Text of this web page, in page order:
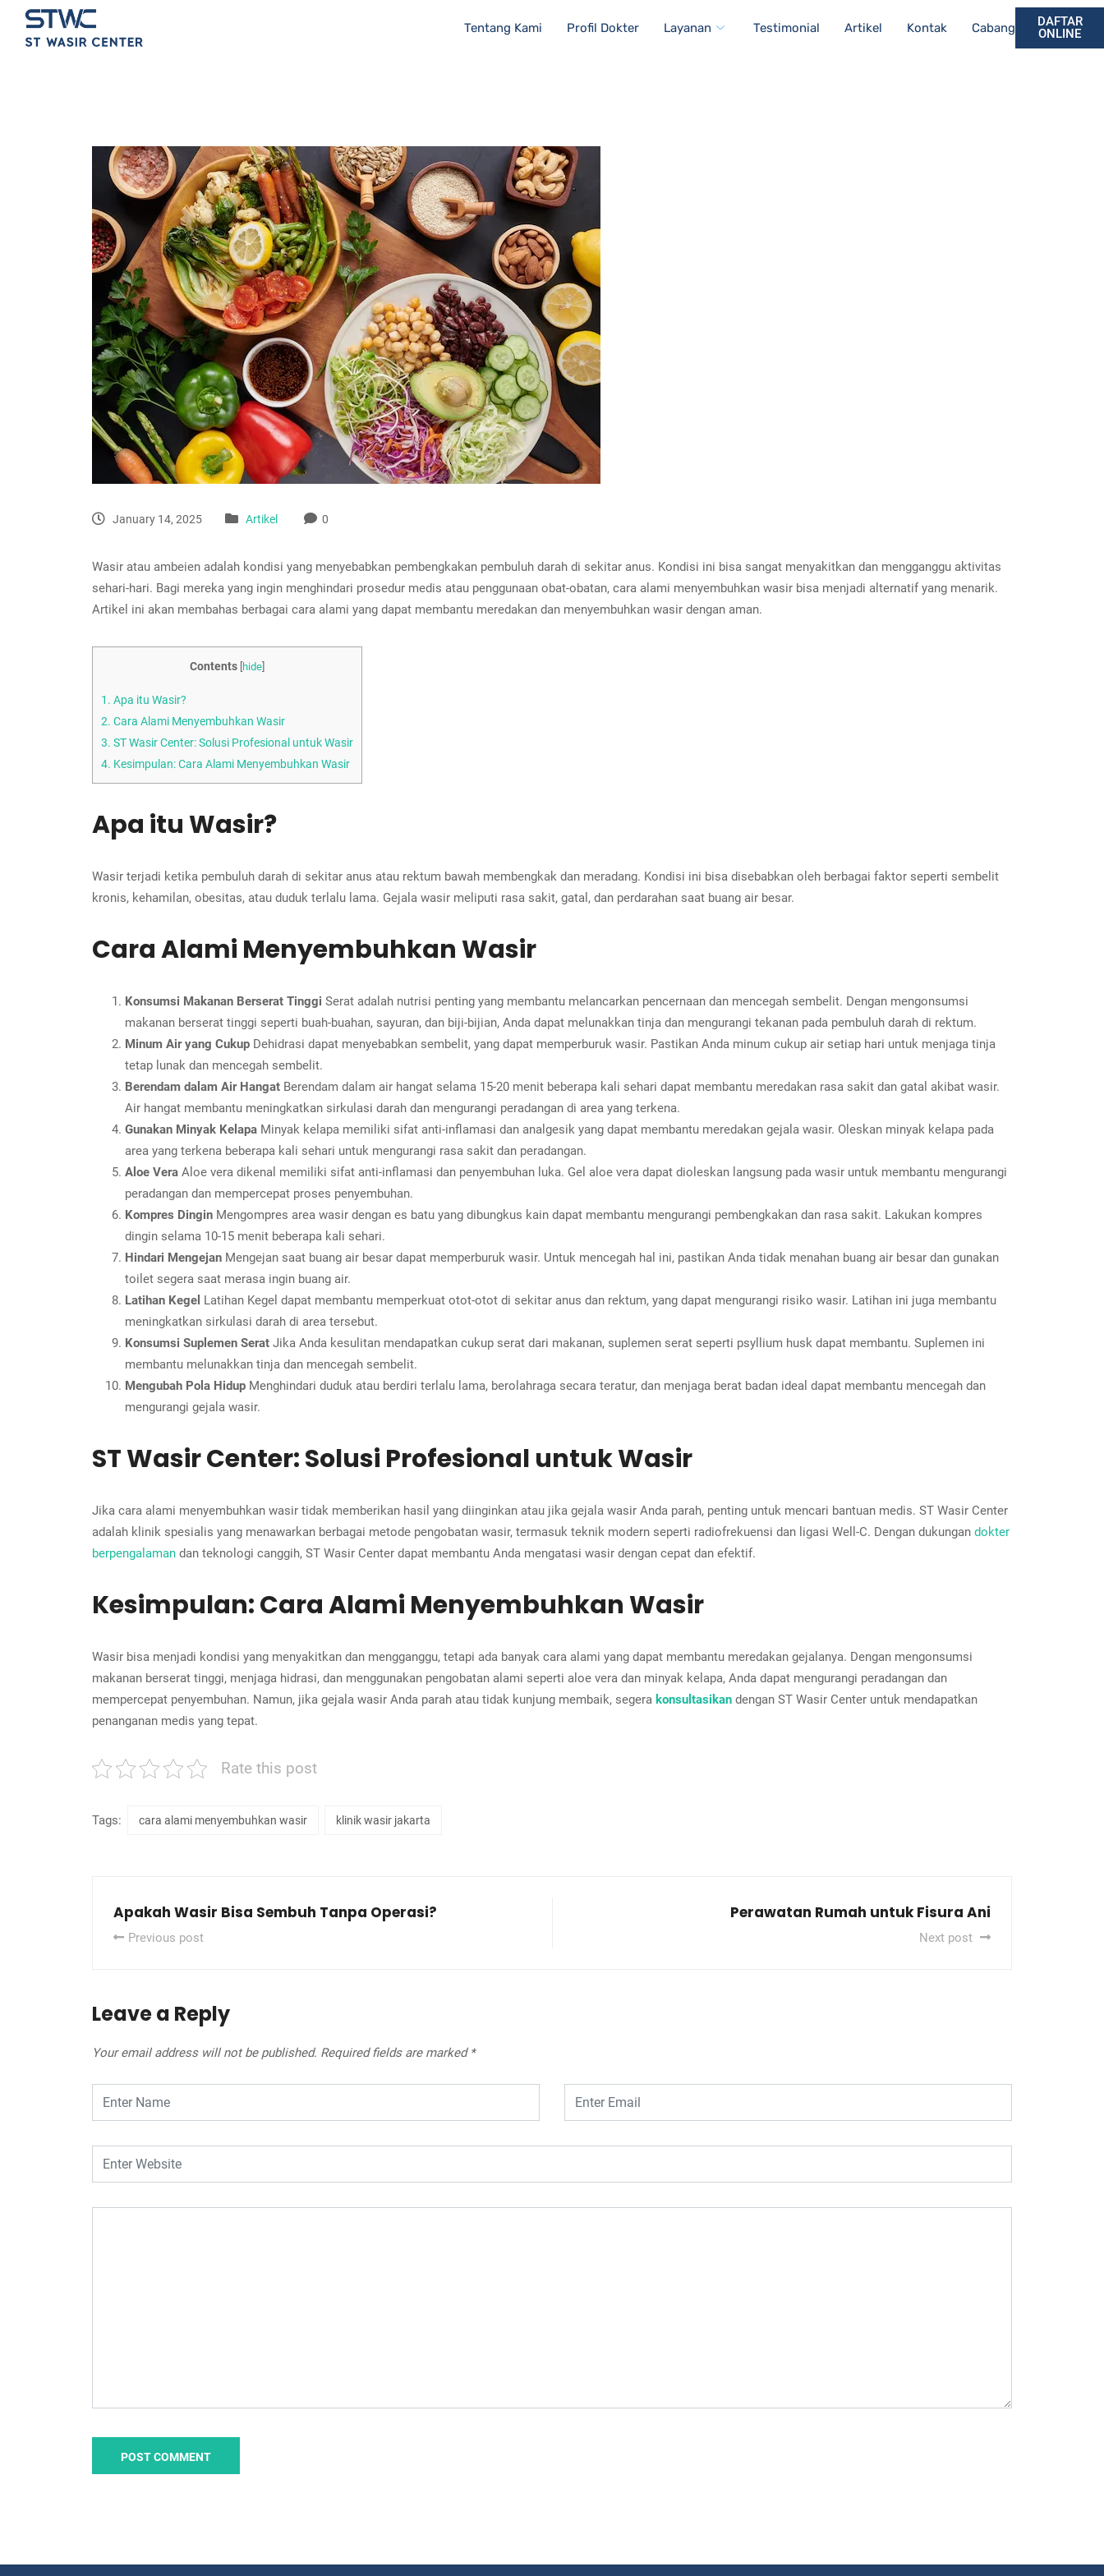
Tentang Kami Profil Dokter Layanan Testimonial Artikel Kontak Cabang
DAFTAR
ONLINE
January 14, 2025 Artikel 0
Wasir atau ambeien adalah kondisi yang menyebabkan pembengkakan pembuluh darah di sekitar anus. Kondisi ini bisa sangat menyakitkan dan mengganggu aktivitas
sehari-hari. Bagi mereka yang ingin menghindari prosedur medis atau penggunaan obat-obatan, cara alami menyembuhkan wasir bisa menjadi alternatif yang menarik.
Artikel ini akan membahas berbagai cara alami yang dapat membantu meredakan dan menyembuhkan wasir dengan aman.
Contents [hide]
1. Apa itu Wasir?
2. Cara Alami Menyembuhkan Wasir
3. ST Wasir Center: Solusi Profesional untuk Wasir
4. Kesimpulan: Cara Alami Menyembuhkan Wasir
Apa itu Wasir?
Wasir terjadi ketika pembuluh darah di sekitar anus atau rektum bawah membengkak dan meradang. Kondisi ini bisa disebabkan oleh berbagai faktor seperti sembelit
kronis, kehamilan, obesitas, atau duduk terlalu lama. Gejala wasir meliputi rasa sakit, gatal, dan perdarahan saat buang air besar.
Cara Alami Menyembuhkan Wasir
Konsumsi Makanan Berserat Tinggi Serat adalah nutrisi penting yang membantu melancarkan pencernaan dan mencegah sembelit. Dengan mengonsumsi
makanan berserat tinggi seperti buah-buahan, sayuran, dan biji-bijian, Anda dapat melunakkan tinja dan mengurangi tekanan pada pembuluh darah di rektum.
Minum Air yang Cukup Dehidrasi dapat menyebabkan sembelit, yang dapat memperburuk wasir. Pastikan Anda minum cukup air setiap hari untuk menjaga tinja
tetap lunak dan mencegah sembelit.
Berendam dalam Air Hangat Berendam dalam air hangat selama 15-20 menit beberapa kali sehari dapat membantu meredakan rasa sakit dan gatal akibat wasir.
Air hangat membantu meningkatkan sirkulasi darah dan mengurangi peradangan di area yang terkena.
Gunakan Minyak Kelapa Minyak kelapa memiliki sifat anti-inflamasi dan analgesik yang dapat membantu meredakan gejala wasir. Oleskan minyak kelapa pada
area yang terkena beberapa kali sehari untuk mengurangi rasa sakit dan peradangan.
Aloe Vera Aloe vera dikenal memiliki sifat anti-inflamasi dan penyembuhan luka. Gel aloe vera dapat dioleskan langsung pada wasir untuk membantu mengurangi
peradangan dan mempercepat proses penyembuhan.
Kompres Dingin Mengompres area wasir dengan es batu yang dibungkus kain dapat membantu mengurangi pembengkakan dan rasa sakit. Lakukan kompres
dingin selama 10-15 menit beberapa kali sehari.
Hindari Mengejan Mengejan saat buang air besar dapat memperburuk wasir. Untuk mencegah hal ini, pastikan Anda tidak menahan buang air besar dan gunakan
toilet segera saat merasa ingin buang air.
Latihan Kegel Latihan Kegel dapat membantu memperkuat otot-otot di sekitar anus dan rektum, yang dapat mengurangi risiko wasir. Latihan ini juga membantu
meningkatkan sirkulasi darah di area tersebut.
Konsumsi Suplemen Serat Jika Anda kesulitan mendapatkan cukup serat dari makanan, suplemen serat seperti psyllium husk dapat membantu. Suplemen ini
membantu melunakkan tinja dan mencegah sembelit.
Mengubah Pola Hidup Menghindari duduk atau berdiri terlalu lama, berolahraga secara teratur, dan menjaga berat badan ideal dapat membantu mencegah dan
mengurangi gejala wasir.
ST Wasir Center: Solusi Profesional untuk Wasir
Jika cara alami menyembuhkan wasir tidak memberikan hasil yang diinginkan atau jika gejala wasir Anda parah, penting untuk mencari bantuan medis. ST Wasir Center
adalah klinik spesialis yang menawarkan berbagai metode pengobatan wasir, termasuk teknik modern seperti radiofrekuensi dan ligasi Well-C. Dengan dukungan dokter
berpengalaman dan teknologi canggih, ST Wasir Center dapat membantu Anda mengatasi wasir dengan cepat dan efektif.
Kesimpulan: Cara Alami Menyembuhkan Wasir
Wasir bisa menjadi kondisi yang menyakitkan dan mengganggu, tetapi ada banyak cara alami yang dapat membantu meredakan gejalanya. Dengan mengonsumsi
makanan berserat tinggi, menjaga hidrasi, dan menggunakan pengobatan alami seperti aloe vera dan minyak kelapa, Anda dapat mengurangi peradangan dan
mempercepat penyembuhan. Namun, jika gejala wasir Anda parah atau tidak kunjung membaik, segera konsultasikan dengan ST Wasir Center untuk mendapatkan
penanganan medis yang tepat.
Rate this post
Tags: cara alami menyembuhkan wasir klinik wasir jakarta
Apakah Wasir Bisa Sembuh Tanpa Operasi?
Previous post
Perawatan Rumah untuk Fisura Ani
Next post
Leave a Reply
Your email address will not be published. Required fields are marked *